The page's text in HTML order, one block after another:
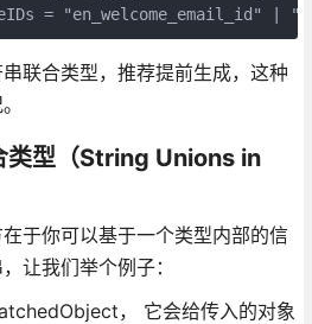
=
联合类型，推荐提前生成，这种
类型（String Unions in
于你可以基于一个类型内部的信
让我们举个例子：
， 它会给传入的对象